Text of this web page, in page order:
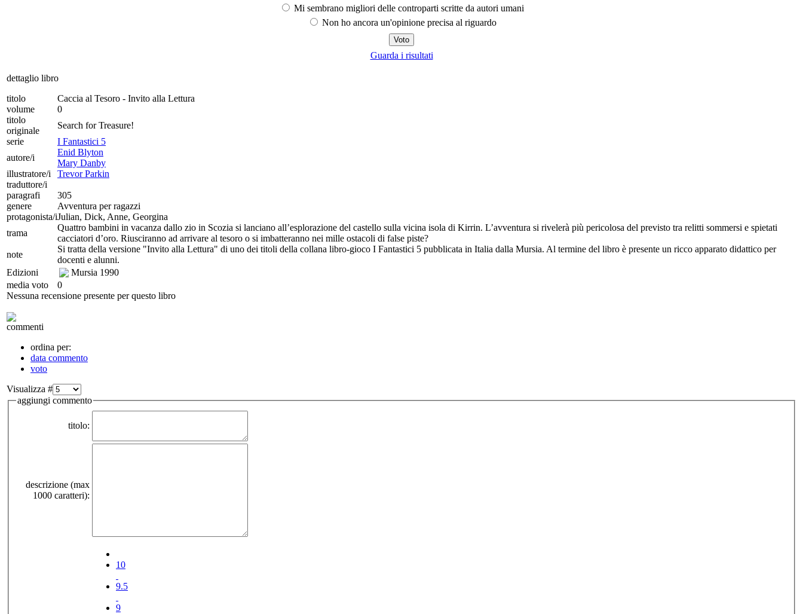
Mi sembrano migliori delle controparti scritte da autori umani
Non ho ancora un'opinione precisa al riguardo
Guarda i risultati
dettaglio libro
titolo
Caccia al Tesoro - Invito alla Lettura
volume
0
titolo
originale
Search for Treasure!
serie
I Fantastici 5
autore/i
Enid Blyton
Mary Danby
illustratore/i
Trevor Parkin
traduttore/i
paragrafi
305
genere
Avventura per ragazzi
protagonista/iJulian, Dick, Anne, Georgina
trama
Quattro bambini in vacanza dallo zio in Scozia si lanciano all’esplorazione del castello sulla vicina isola di Kirrin. L’avventura si rivelerà più pericolosa del previsto tra relitti sommersi e spietati
cacciatori d’oro. Riusciranno ad arrivare al tesoro o si imbatteranno nei mille ostacoli di false piste?
note
Si tratta della versione "Invito alla Lettura" di uno dei titoli della collana libro-gioco I Fantastici 5 pubblicata in Italia dalla Mursia. Al termine del libro è presente un ricco apparato didattico per
docenti e alunni.
Edizioni
Mursia 1990
media voto
0
Nessuna recensione presente per questo libro
commenti
ordina per:
data commento
voto
Visualizza #
aggiungi commento
titolo:
descrizione (max
1000 caratteri):
10
9.5
9